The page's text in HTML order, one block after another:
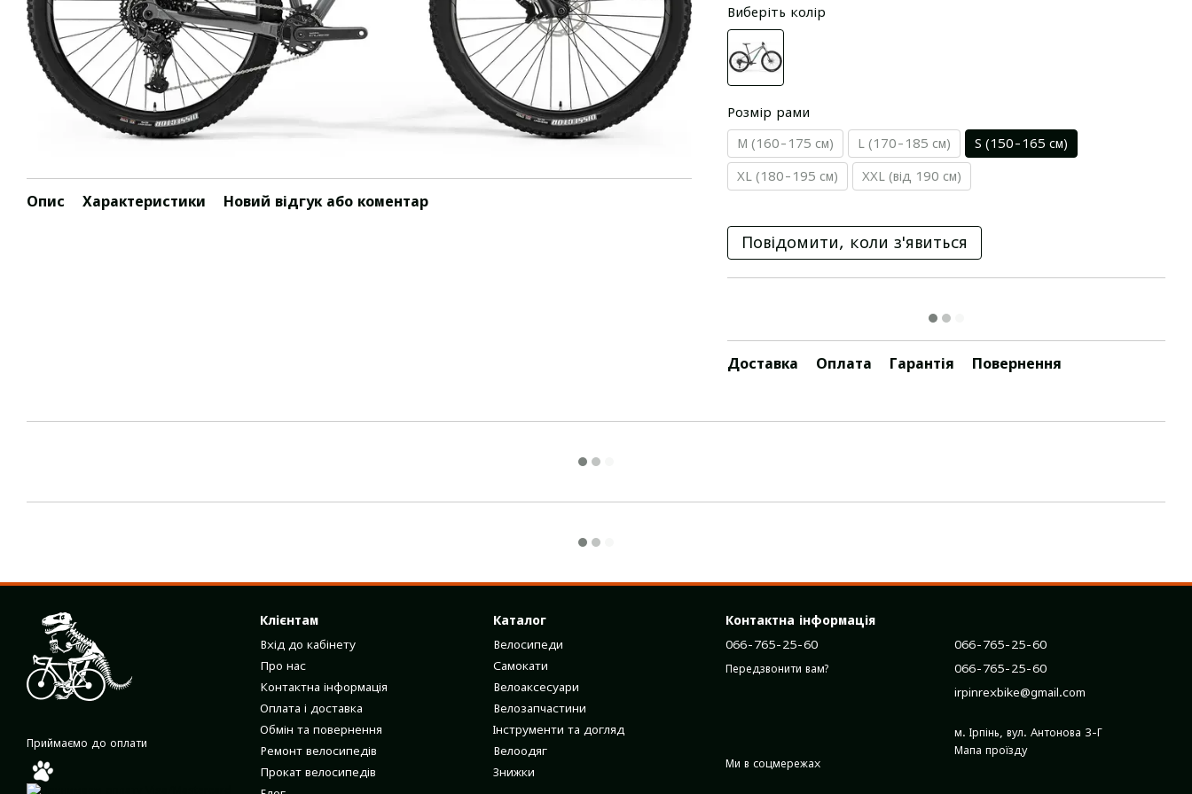
Опис Характеристики Новий відгук або коментар
Виберіть колір
Розмір рами
M (160-175 см) L (170-185 см) S (150-165 см)
XL (180-195 см) XXL (від 190 см)
Повідомити, коли з'явиться
Доставка Оплата Гарантія Повернення
Приймаємо до оплати
Клієнтам
Вхід до кабінету
Про нас
Контактна інформація
Оплата і доставка
Обмін та повернення
Ремонт велосипедів
Прокат велосипедів
Каталог
Велосипеди
Самокати
Велоаксесуари
Велозапчастини
Інструменти та догляд
Велоодяг
Знижки
Контактна інформація
066-765-25-60
Передзвонити вам?
066-765-25-60
066-765-25-60
irpinrexbike@gmail.com
м. Ірпінь, вул. Антонова 3-Г
Мапа проїзду
Ми в соцмережах